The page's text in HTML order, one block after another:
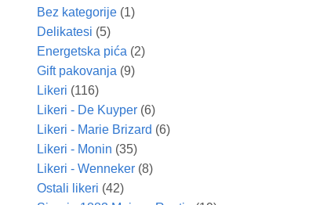
Bez kategorije (1)
Delikatesi (5)
Energetska pića (2)
Gift pakovanja (9)
Likeri (116)
Likeri - De Kuyper (6)
Likeri - Marie Brizard (6)
Likeri - Monin (35)
Likeri - Wenneker (8)
Ostali likeri (42)